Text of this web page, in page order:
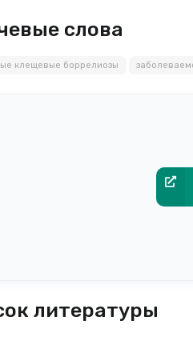
слова
клещевые боррелиозы
литературы